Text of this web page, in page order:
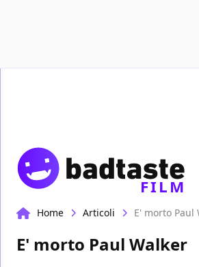
FILM
Home Articoli E' morto Paul
E' morto Paul Walker